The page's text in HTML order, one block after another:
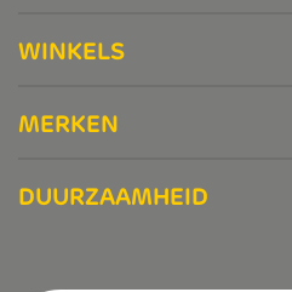
WINKELS
MERKEN
DUURZAAMHEID